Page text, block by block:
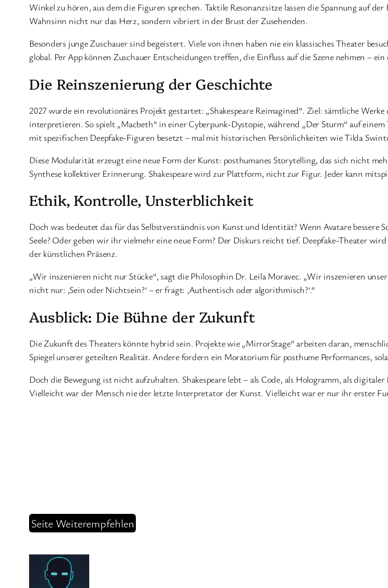
Winkel zu hören, aus dem die Figuren sprechen. Taktile Resonanzsitze lassen die Spannung auf
Wahnsinn nicht nur das Herz, sondern vibriert in der Brust der Zusehenden.
Besonders junge Zuschauer sind begeistert. Viele von ihnen haben nie ein klassisches Theater
global. Per App können Zuschauer Entscheidungen treffen, die Einfluss auf die Szene nehmen –
Die Reinszenierung der Geschichte
2027 wurde ein revolutionäres Projekt gestartet: „Shakespeare Reimagined“. Ziel: sämtliche
interpretieren. So spielt „Macbeth“ in einer Cyberpunk-Dystopie, während „Der Sturm“ auf
mit spezifischen Deepfake-Figuren besetzt – mal mit historischen Persönlichkeiten wie Tilda
Diese Modularität erzeugt eine neue Form der Kunst: posthumanes Storytelling, das sich nicht
Synthese kollektiver Erinnerung. Shakespeare wird zur Plattform, nicht zur Figur. Jeder kann
Ethik, Kontrolle, Unsterblichkeit
Doch was bedeutet das für das Selbstverständnis von Kunst und Identität? Wenn Avatare
Seele? Oder geben wir ihr vielmehr eine neue Form? Der Diskurs reicht tief. Deepfake-Theater
der künstlichen Präsenz.
„Wir inszenieren nicht nur Stücke“, sagt die Philosophin Dr. Leila Moravec. „Wir inszenieren
nicht nur: ‚Sein oder Nichtsein?‘ – er fragt: ‚Authentisch oder algorithmisch?‘.“
Ausblick: Die Bühne der Zukunft
Die Zukunft des Theaters könnte hybrid sein. Projekte wie „MirrorStage“ arbeiten daran,
Spiegel unserer geteilten Realität. Andere fordern ein Moratorium für posthume Performances,
Doch die Bewegung ist nicht aufzuhalten. Shakespeare lebt – als Code, als Hologramm, als
Vielleicht war der Mensch nie der letzte Interpretator der Kunst. Vielleicht war er nur ihr erster
Seite Weiterempfehlen